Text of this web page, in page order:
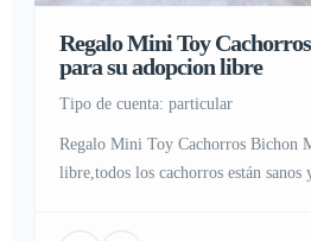
Regalo Mini Toy
para su adopcion libre
tipo de cuenta: particular
Regalo Mini Toy Cachorros Bichon
libre,todos los cachorros están
garantías sanitarias. son machos y